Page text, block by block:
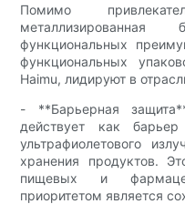
Помимо
функциональных
функциональных
Haimu, лидируют в
- **Барьерная
действует как
ультрафиолетового
хранения продуктов.
пищевых и
приоритетом является